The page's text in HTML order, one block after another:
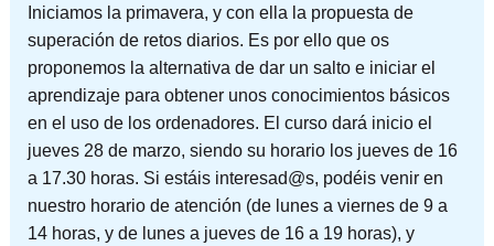
Iniciamos la primavera, y con ella la propuesta de
superación de retos diarios. Es por ello que os
proponemos la alternativa de dar un salto e iniciar el
aprendizaje para obtener unos conocimientos básicos
en el uso de los ordenadores. El curso dará inicio el
jueves 28 de marzo, siendo su horario los jueves de 16
a 17.30 horas. Si estáis interesad@s, podéis venir en
nuestro horario de atención (de lunes a viernes de 9 a
14 horas, y de lunes a jueves de 16 a 19 horas), y